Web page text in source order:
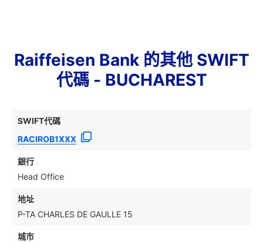
Raiffeisen Bank 的其他 SWIFT
代碼 - BUCHAREST
SWIFT代碼
RACIROB1XXX
銀行
Head Office
地址
P-TA CHARLES DE GAULLE 15
城市